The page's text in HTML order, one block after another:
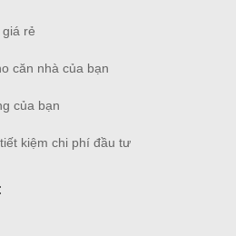
rẻ
căn nhà của bạn
của bạn
kiệm chi phí đầu tư